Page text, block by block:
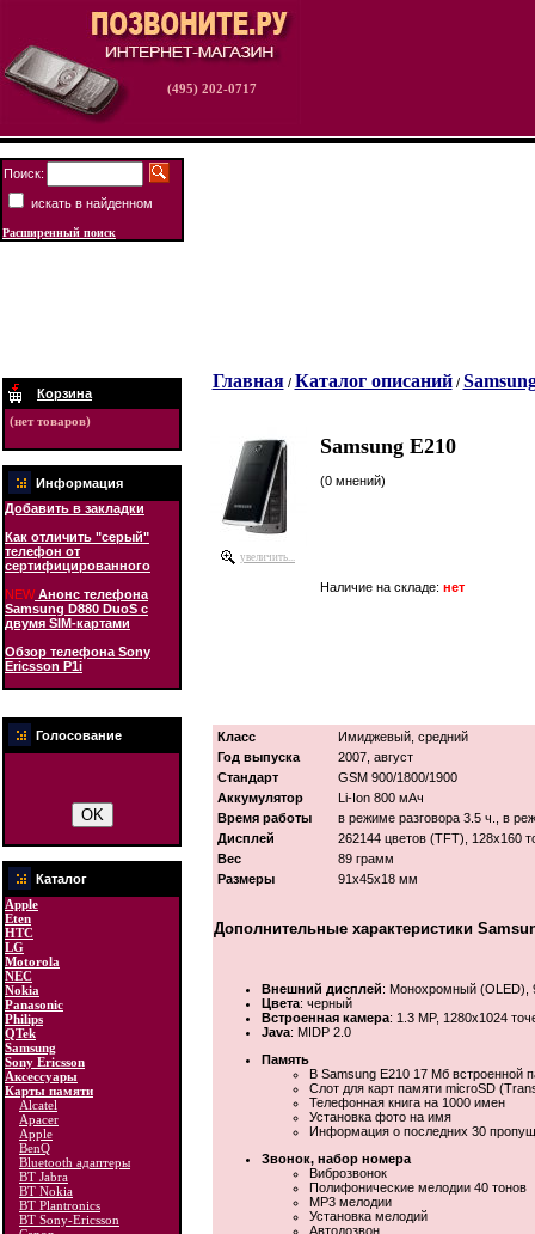
(495) 202-0717
Поиск:
искать в найденном
Расширенный поиск
Корзина
(нет товаров)
Информация
Добавить в закладки
Как отличить "серый"
телефон от
сертифицированного
NEWАнонс телефона
Samsung D880 DuoS с
двумя SIM-картами
Обзор телефона Sony
Ericsson P1i
Голосование
Каталог
Apple
Eten
HTC
LG
Motorola
NEC
Nokia
Panasonic
Philips
QTek
Samsung
Sony Ericsson
Аксессуары
Карты памяти
Alcatel
Apacer
Apple
BenQ
Bluetooth адаптеры
BT Jabra
BT Nokia
BT Plantronics
BT Sony-Ericsson
Главная/ Каталог описаний/
увеличить...
Samsung E210
(0 мнений)
Наличие на складе: нет
Класс
Имиджевый, средний
Год выпуска
2007, август
Стандарт
GSM 900/1800/1900
Аккумулятор
Li-Ion 800 мАч
Время работы
в режиме разговора 3.5 ч., в
Дисплей
262144 цветов (TFT), 128x160
Вес
89 грамм
Размеры
91x45x18 мм
Дополнительные характеристики
Внешний дисплей: Монохромный (OLED),
Цвета: черный
Встроенная камера: 1.3 MP, 1280x1024
Java: MIDP 2.0
Память
В Samsung E210 17 Мб встроенной
Слот для карт памяти microSD
Телефонная книга на 1000 имен
Установка фото на имя
Информация о последних 30
Звонок, набор номера
Виброзвонок
Полифонические мелодии 40 тонов
MP3 мелодии
Установка мелодий
Автодозвон